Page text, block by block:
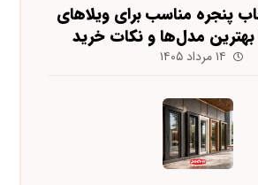
پنجره مناسب برای ویلاهای
مدل‌ها و نکات خرید
۱۴ مرداد ۱۴۰۵